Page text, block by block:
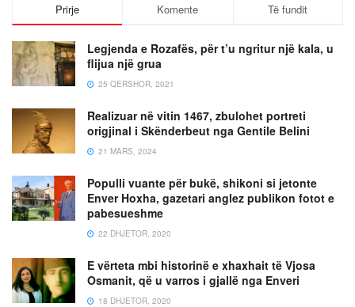
Prirje Komente Të fundit
Legjenda e Rozafës, për t’u ngritur një kala, u
flijua një grua
25 QERSHOR, 2021
Realizuar në vitin 1467, zbulohet portreti
origjinal i Skënderbeut nga Gentile Belini
21 MARS, 2024
Populli vuante për bukë, shikoni si jetonte
Enver Hoxha, gazetari anglez publikon fotot e
pabesueshme
22 DHJETOR, 2020
E vërteta mbi historinë e xhaxhait të Vjosa
Osmanit, që u varros i gjallë nga Enveri
18 DHJETOR, 2020